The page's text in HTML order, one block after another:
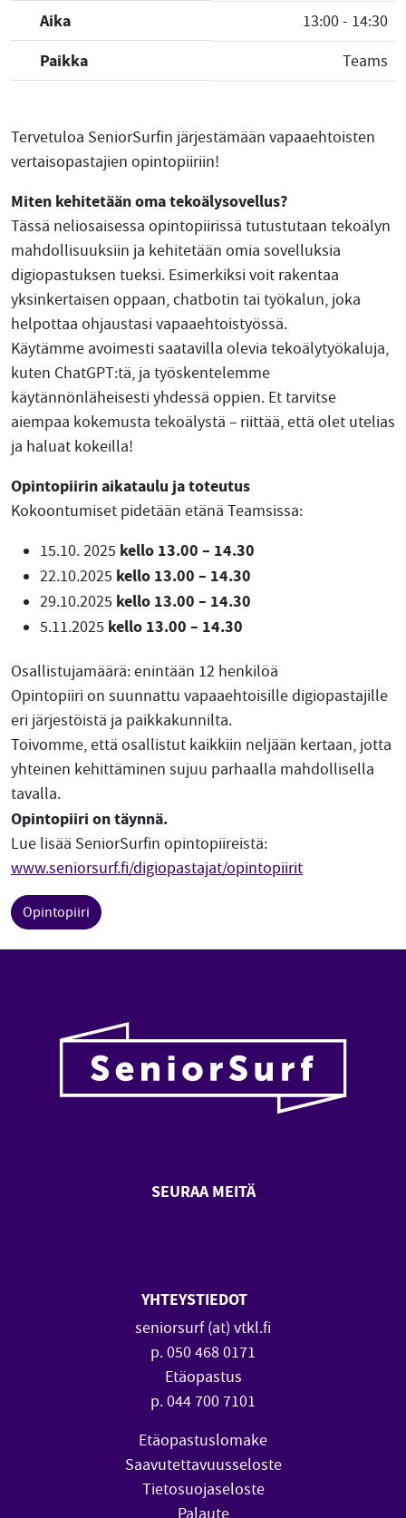
Aika
13:00 - 14:30
Paikka
Teams
Tervetuloa SeniorSurfin järjestämään vapaaehtoisten
vertaisopastajien opintopiiriin!
Miten kehitetään oma tekoälysovellus?
Tässä neliosaisessa opintopiirissä tutustutaan tekoälyn
mahdollisuuksiin ja kehitetään omia sovelluksia
digiopastuksen tueksi. Esimerkiksi voit rakentaa
yksinkertaisen oppaan, chatbotin tai työkalun, joka
helpottaa ohjaustasi vapaaehtoistyössä.
Käytämme avoimesti saatavilla olevia tekoälytyökaluja,
kuten ChatGPT:tä, ja työskentelemme
käytännönläheisesti yhdessä oppien. Et tarvitse
aiempaa kokemusta tekoälystä – riittää, että olet utelias
ja haluat kokeilla!
Opintopiirin aikataulu ja toteutus
Kokoontumiset pidetään etänä Teamsissa:
15.10. 2025 kello 13.00 – 14.30
22.10.2025 kello 13.00 – 14.30
29.10.2025 kello 13.00 – 14.30
5.11.2025 kello 13.00 – 14.30
Osallistujamäärä: enintään 12 henkilöä
Opintopiiri on suunnattu vapaaehtoisille digiopastajille
eri järjestöistä ja paikkakunnilta.
Toivomme, että osallistut kaikkiin neljään kertaan, jotta
yhteinen kehittäminen sujuu parhaalla mahdollisella
tavalla.
Opintopiiri on täynnä.
Lue lisää SeniorSurfin opintopiireistä:
www.seniorsurf.fi/digiopastajat/opintopiirit
Opintopiiri
SEURAA MEITÄ
YHTEYSTIEDOT
seniorsurf (at) vtkl.fi
p. 050 468 0171
Etäopastus
p. 044 700 7101
Etäopastuslomake
Saavutettavuusseloste
Tietosuojaseloste